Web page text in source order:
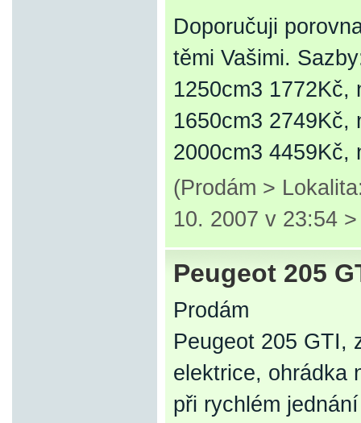
Doporučuji
těmi Vašimi.
1250cm3 1772Kč,
1650cm3 2749Kč,
2000cm3
(Prodám >
10. 2007 v 23:54
Peugeot 205
Prodám
Peugeot 205 GTI,
elektrice, ohrádka
při rychlém